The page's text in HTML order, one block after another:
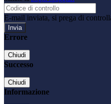
E-mail inviata, si prega di
Errore
Chiudi
Successo
Chiudi
Informazione